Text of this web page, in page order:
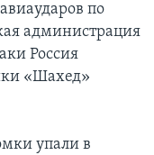
по
администрация
Россия
«Шахед»
упали в